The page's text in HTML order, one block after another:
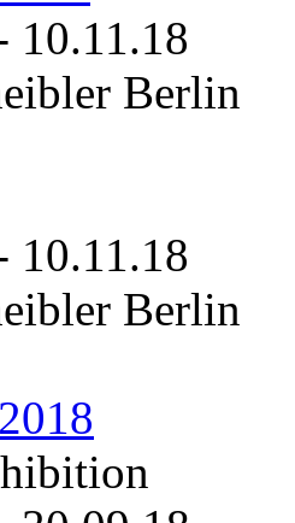
10.11.18
Berlin
10.11.18
Berlin